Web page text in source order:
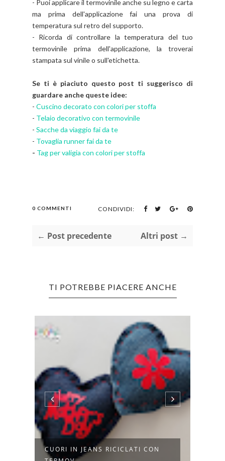
- Puoi applicare il termovinile anche su legno e carta
ma prima dell'applicazione fai una prova di
temperatura sul retro del supporto.
- Ricorda di controllare la temperatura del tuo
termovinile prima dell'applicazione, la troverai
stampata sul vinile o sull'etichetta.
Se ti è piaciuto questo post ti suggerisco di
guardare anche queste idee:
- Cuscino decorato con colori per stoffa
- Telaio decorativo con termovinile
- Sacche da viaggio fai da te
- Tovaglia runner fai da te
- Tag per valigia con colori per stoffa
0 COMMENTI CONDIVIDI:
← Post precedente Altri post →
TI POTREBBE PIACERE ANCHE
CUORI IN JEANS RICICLATI CON